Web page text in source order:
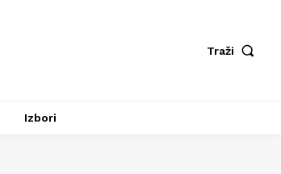
Traži
Izbori